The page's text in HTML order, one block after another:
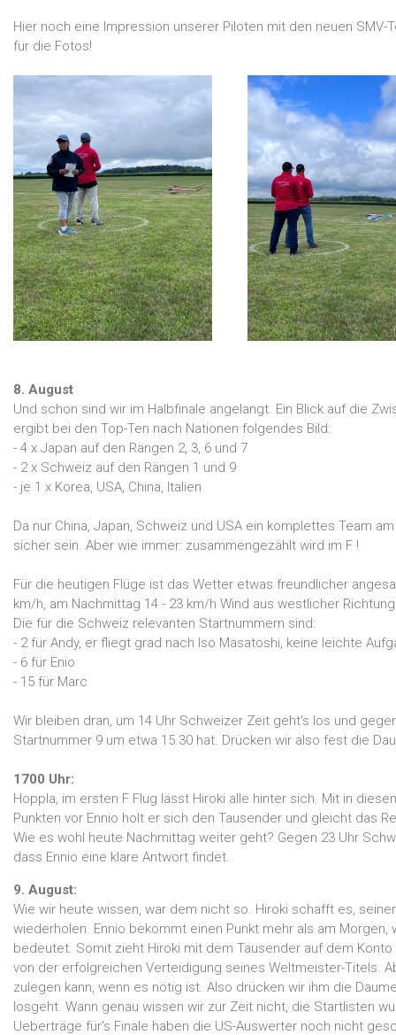
Hier noch eine Impression unserer Piloten mit den neuen
für die Fotos!
8. August
Und schon sind wir im Halbfinale angelangt. Ein Blick auf die
ergibt bei den Top-Ten nach Nationen folgendes Bild:
- 4 x Japan auf den Rängen 2, 3, 6 und 7
- 2 x Schweiz auf den Rängen 1 und 9
- je 1 x Korea, USA, China, Italien
Da nur China, Japan, Schweiz und USA ein komplettes Team
sicher sein. Aber wie immer: zusammengezählt wird im F !
Für die heutigen Flüge ist das Wetter etwas freundlicher
km/h, am Nachmittag 14 - 23 km/h Wind aus westlicher
Die für die Schweiz relevanten Startnummern sind:
- 2 für Andy, er fliegt grad nach Iso Masatoshi, keine leichte
- 6 für Enio
- 15 für Marc
Wir bleiben dran, um 14 Uhr Schweizer Zeit geht's los und
Startnummer 9 um etwa 15.30 hat. Drücken wir also fest die
1700 Uhr:
Hoppla, im ersten F Flug lässt Hiroki alle hinter sich. Mit in
Punkten vor Ennio holt er sich den Tausender und gleicht das
Wie es wohl heute Nachmittag weiter geht? Gegen 23 Uhr
dass Ennio eine klare Antwort findet.
9. August:
Wie wir heute wissen, war dem nicht so. Hiroki schafft es,
wiederholen. Ennio bekommt einen Punkt mehr als am
bedeutet. Somit zieht Hiroki mit dem Tausender auf dem
von der erfolgreichen Verteidigung seines Weltmeister-Titels.
zulegen kann, wenn es nötig ist. Also drücken wir ihm die
losgeht. Wann genau wissen wir zur Zeit nicht, die Startlisten
Ueberträge für's Finale haben die US-Auswerter noch nicht